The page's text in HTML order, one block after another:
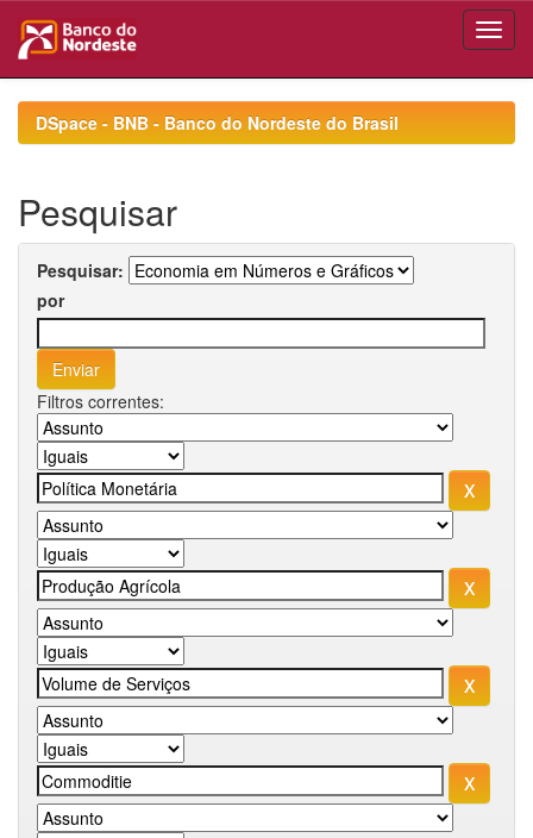
navigationDSpace - BNB - Banco do Nordeste do Brasil
Pesquisar
Pesquisar:
por
Filtros correntes: